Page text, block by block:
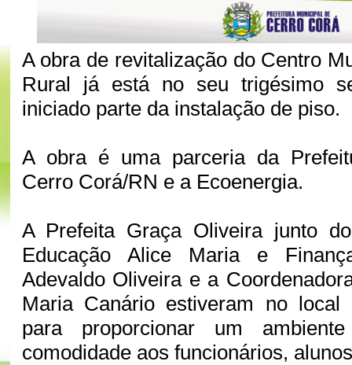
A obra de revitalização do Centro
Rural já está no seu trigésimo
iniciado parte da instalação de piso.
A obra é uma parceria da
Cerro Corá/RN e a Ecoenergia.
A Prefeita Graça Oliveira junto
Educação Alice Maria e
Adevaldo Oliveira e a
Maria Canário estiveram no local
para proporcionar um
comodidade aos funcionários,